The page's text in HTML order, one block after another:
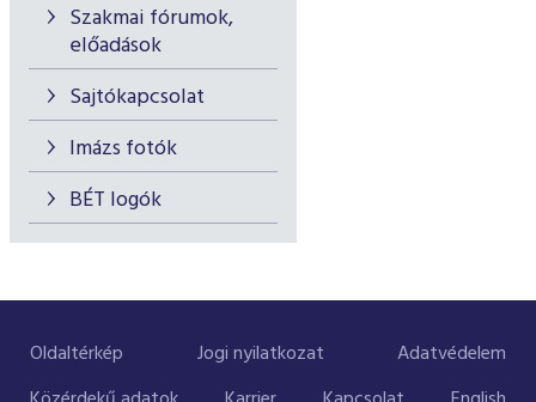
Szakmai fórumok,
előadások
Sajtókapcsolat
Imázs fotók
BÉT logók
Oldaltérkép Jogi nyilatkozat
Adatvédelem